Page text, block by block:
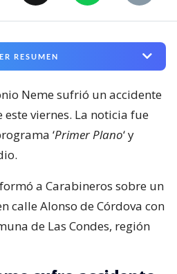
RESUMEN
Neme sufrió un accidente
viernes. La noticia fue
‘Primer Plano‘ y
a Carabineros sobre un
calle Alonso de Córdova con
de Las Condes, región